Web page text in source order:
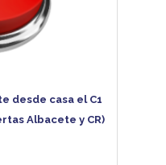
desde casa el C1
Albacete y CR)